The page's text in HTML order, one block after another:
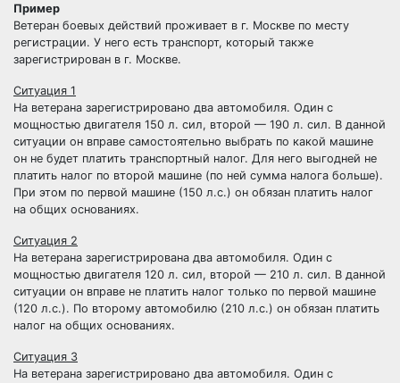
Пример
Ветеран боевых действий проживает в г. Москве по месту
регистрации. У него есть транспорт, который также
зарегистрирован в г. Москве.
Ситуация 1
На ветерана зарегистрировано два автомобиля. Один с
мощностью двигателя 150 л. сил, второй — 190 л. сил. В данной
ситуации он вправе самостоятельно выбрать по какой машине
он не будет платить транспортный налог. Для него выгодней не
платить налог по второй машине (по ней сумма налога больше).
При этом по первой машине (150 л.с.) он обязан платить налог
на общих основаниях.
Ситуация 2
На ветерана зарегистрирована два автомобиля. Один с
мощностью двигателя 120 л. сил, второй — 210 л. сил. В данной
ситуации он вправе не платить налог только по первой машине
(120 л.с.). По второму автомобилю (210 л.с.) он обязан платить
налог на общих основаниях.
Ситуация 3
На ветерана зарегистрировано два автомобиля. Один с